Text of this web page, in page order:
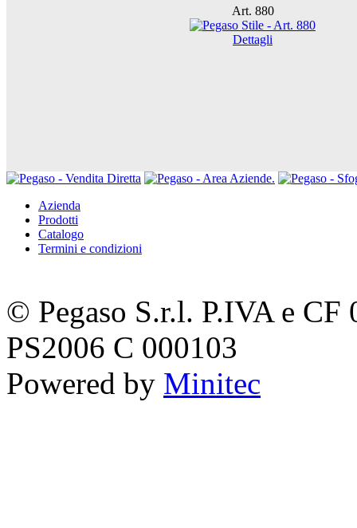
Art. 880
Dettagli
Azienda
Prodotti
Catalogo
Termini e condizioni
© Pegaso S.r.l. P.IVA e
PS2006 C 000103
Powered by Minitec